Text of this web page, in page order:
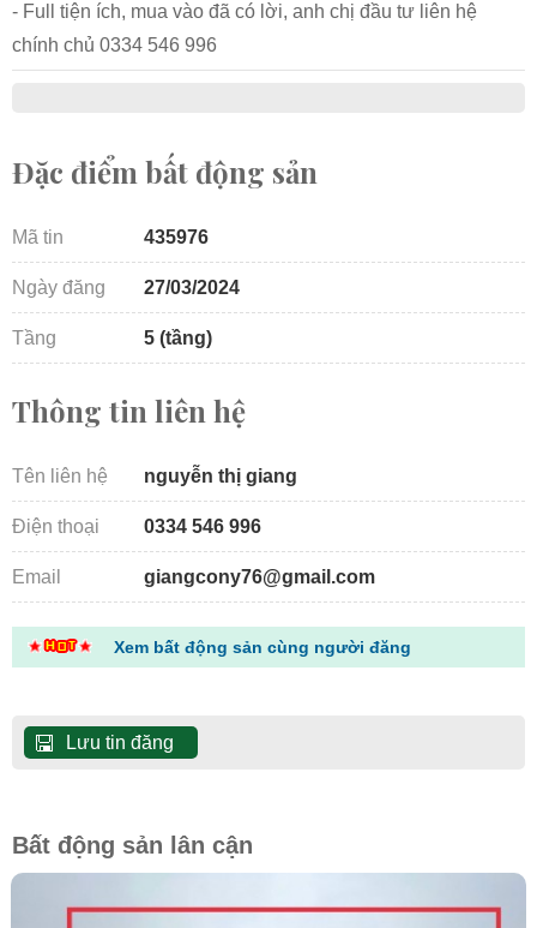
- Full tiện ích, mua vào đã có lời, anh chị đầu tư liên hệ
chính chủ 0334 546 996
Đặc điểm bất động sản
Mã tin 435976
Ngày đăng 27/03/2024
Tầng 5 (tầng)
Thông tin liên hệ
Tên liên hệ nguyễn thị giang
Điện thoại 0334 546 996
Email giangcony76@gmail.com
Xem bất động sản cùng người đăng
Lưu tin đăng
Bất động sản lân cận